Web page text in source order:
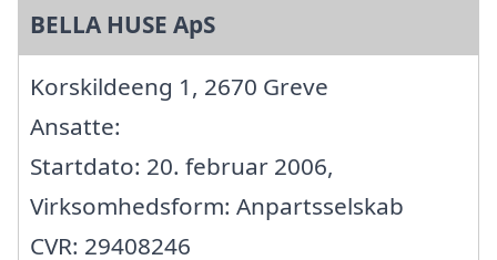
BELLA HUSE ApS
Korskildeeng 1, 2670 Greve
Ansatte:
Startdato: 20. februar 2006,
Virksomhedsform: Anpartsselskab
CVR: 29408246